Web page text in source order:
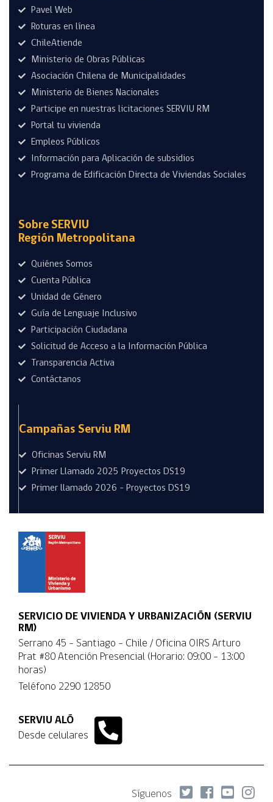
Pavel Web
Roturas en línea
ChileAtiende
Ministerio de Obras Públicas
Asociación Chilena de Municipalidades
Ministerio de Bienes Nacionales
Participe en nuestras licitaciones SERVIU RM
Portal tu vivienda
Empleos Públicos
Información para Aplicación de subsidios
Programa de Edificación Directa de Viviendas Sociales
Sobre SERVIU
Región Metropolitana
Quiénes Somos
Cuenta Pública
Unidad de Género
Guía de Lenguaje Inclusivo
Participación Ciudadana
Solicitud de Acceso a la Información Pública
Transparencia Activa
Contáctanos
Campañas Serviu RM
Oficinas Serviu RM
Primer Llamado 2025 Proyectos DS19
Primer llamado 2026 - Proyectos DS19
SERVICIO DE VIVIENDA Y URBANIZACIÓN (SERVIU
RM)
Serrano 45 - Santiago - Chile / Oficina OIRS Arturo
Prat #80 Atención Presencial (Horario: 09:00 - 13:00
horas)
Teléfono 2290 12850
SERVIU ALÓ
Desde celulares
Síguenos